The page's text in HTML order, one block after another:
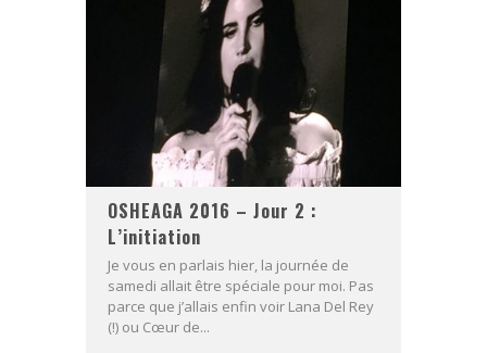
OSHEAGA 2016 – Jour 2 :
L’initiation
Je vous en parlais hier, la journée de
samedi allait être spéciale pour moi. Pas
parce que j’allais enfin voir Lana Del Rey
(!) ou Cœur de...